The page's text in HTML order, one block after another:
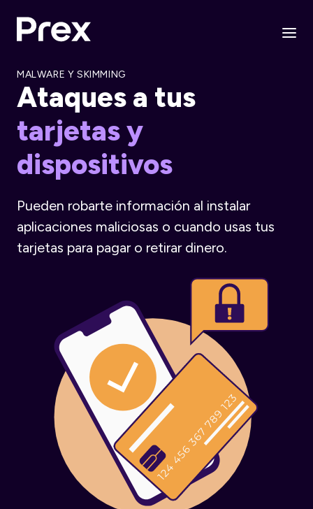
MALWARE Y SKIMMING
Ataques a tus
tarjetas y
dispositivos
Pueden robarte información al instalar
aplicaciones maliciosas o cuando usas tus
tarjetas para pagar o retirar dinero.